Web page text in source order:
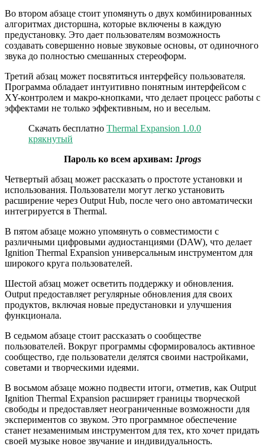
Во втором абзаце стоит упомянуть о двух комбинированных
алгоритмах дисторшна, которые включены в каждую
предустановку. Это дает пользователям возможность
создавать совершенно новые звуковые основы, от одиночного
звука до полностью смешанных стереоформ.
Третий абзац может посвятиться интерфейсу пользователя.
Программа обладает интуитивно понятным интерфейсом с
XY-контролем и макро-кнопками, что делает процесс работы с
эффектами не только эффективным, но и веселым.
Скачать бесплатно Thermal Expansion 1.0.0
крякнутый
Пароль ко всем архивам: 1progs
Четвертый абзац может рассказать о простоте установки и
использования. Пользователи могут легко установить
расширение через Output Hub, после чего оно автоматически
интегрируется в Thermal.
В пятом абзаце можно упомянуть о совместимости с
различными цифровыми аудиостанциями (DAW), что делает
Ignition Thermal Expansion универсальным инструментом для
широкого круга пользователей.
Шестой абзац может осветить поддержку и обновления.
Output предоставляет регулярные обновления для своих
продуктов, включая новые предустановки и улучшения
функционала.
В седьмом абзаце стоит рассказать о сообществе
пользователей. Вокруг программы сформировалось активное
сообщество, где пользователи делятся своими настройками,
советами и творческими идеями.
В восьмом абзаце можно подвести итоги, отметив, как Output
Ignition Thermal Expansion расширяет границы творческой
свободы и предоставляет неограниченные возможности для
экспериментов со звуком. Это программное обеспечение
станет незаменимым инструментом для тех, кто хочет придать
своей музыке новое звучание и индивидуальность.